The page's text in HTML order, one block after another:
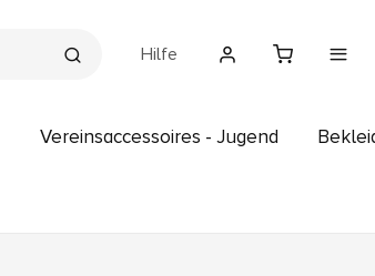
Hilfe
Vereinsaccessoires - Jugend